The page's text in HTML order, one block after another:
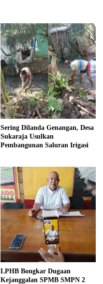
Sering Dilanda Genangan, Desa
Sukaraja Usulkan
Pembangunan Saluran Irigasi
LPHB Bongkar Dugaan
Kejanggalan SPMB SMPN 2